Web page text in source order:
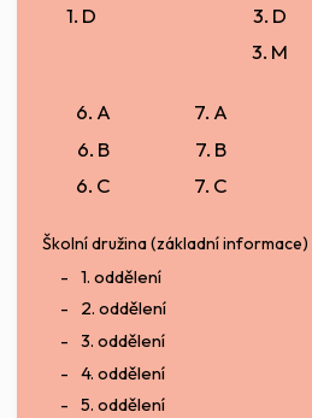
1. D
3. D
3. M
6. A
6. B
6. C
7. A
7. B
7. C
Školní družina (základní informace)
1. oddělení
2. oddělení
3. oddělení
4. oddělení
5. oddělení